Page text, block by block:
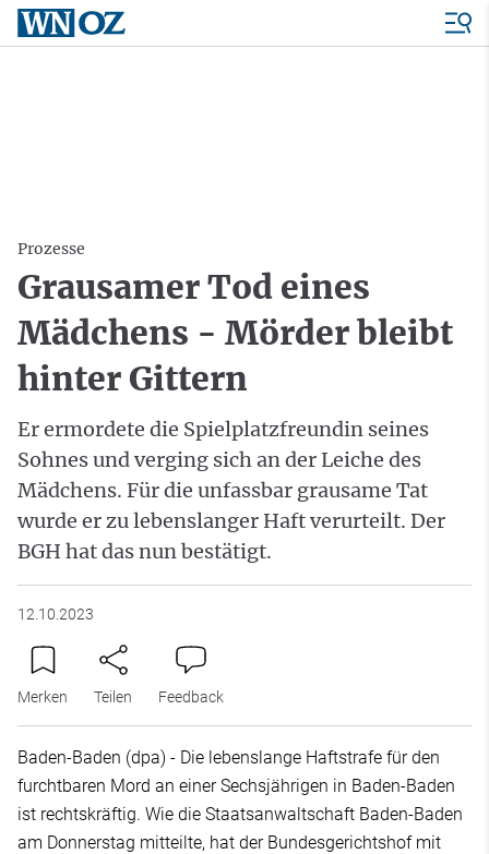
Prozesse
Grausamer Tod eines
Mädchens - Mörder bleibt
hinter Gittern
Er ermordete die Spielplatzfreundin seines
Sohnes und verging sich an der Leiche des
Mädchens. Für die unfassbar grausame Tat
wurde er zu lebenslanger Haft verurteilt. Der
BGH hat das nun bestätigt.
12.10.2023
Merken Teilen Feedback
Baden-Baden (dpa) - Die lebenslange Haftstrafe für den
furchtbaren Mord an einer Sechsjährigen in Baden-Baden
ist rechtskräftig. Wie die Staatsanwaltschaft Baden-Baden
am Donnerstag mitteilte, hat der Bundesgerichtshof mit